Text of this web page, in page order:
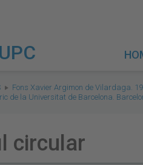
Fons Xavier Argimon de Vilardaga.
de la Universitat de Barcelona.
circular